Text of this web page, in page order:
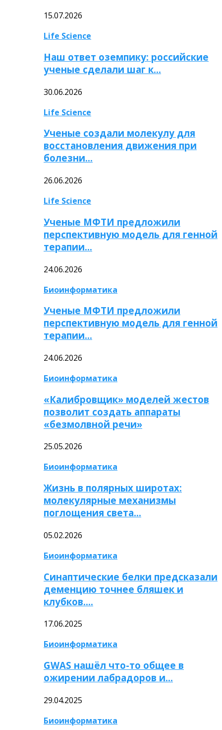
15.07.2026
Life Science
Наш ответ оземпику: российские
ученые сделали шаг к…
30.06.2026
Life Science
Ученые создали молекулу для
восстановления движения при
болезни…
26.06.2026
Life Science
Ученые МФТИ предложили
перспективную модель для генной
терапии…
24.06.2026
Биоинформатика
Ученые МФТИ предложили
перспективную модель для генной
терапии…
24.06.2026
Биоинформатика
«Калибровщик» моделей жестов
позволит создать аппараты
«безмолвной речи»
25.05.2026
Биоинформатика
Жизнь в полярных широтах:
молекулярные механизмы
поглощения света…
05.02.2026
Биоинформатика
Синаптические белки предсказали
деменцию точнее бляшек и
клубков….
17.06.2025
Биоинформатика
GWAS нашёл что-то общее в
ожирении лабрадоров и…
29.04.2025
Биоинформатика